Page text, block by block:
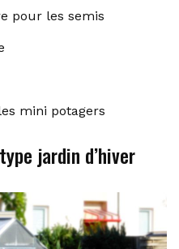
pour les semis
mini potagers
jardin d’hiver